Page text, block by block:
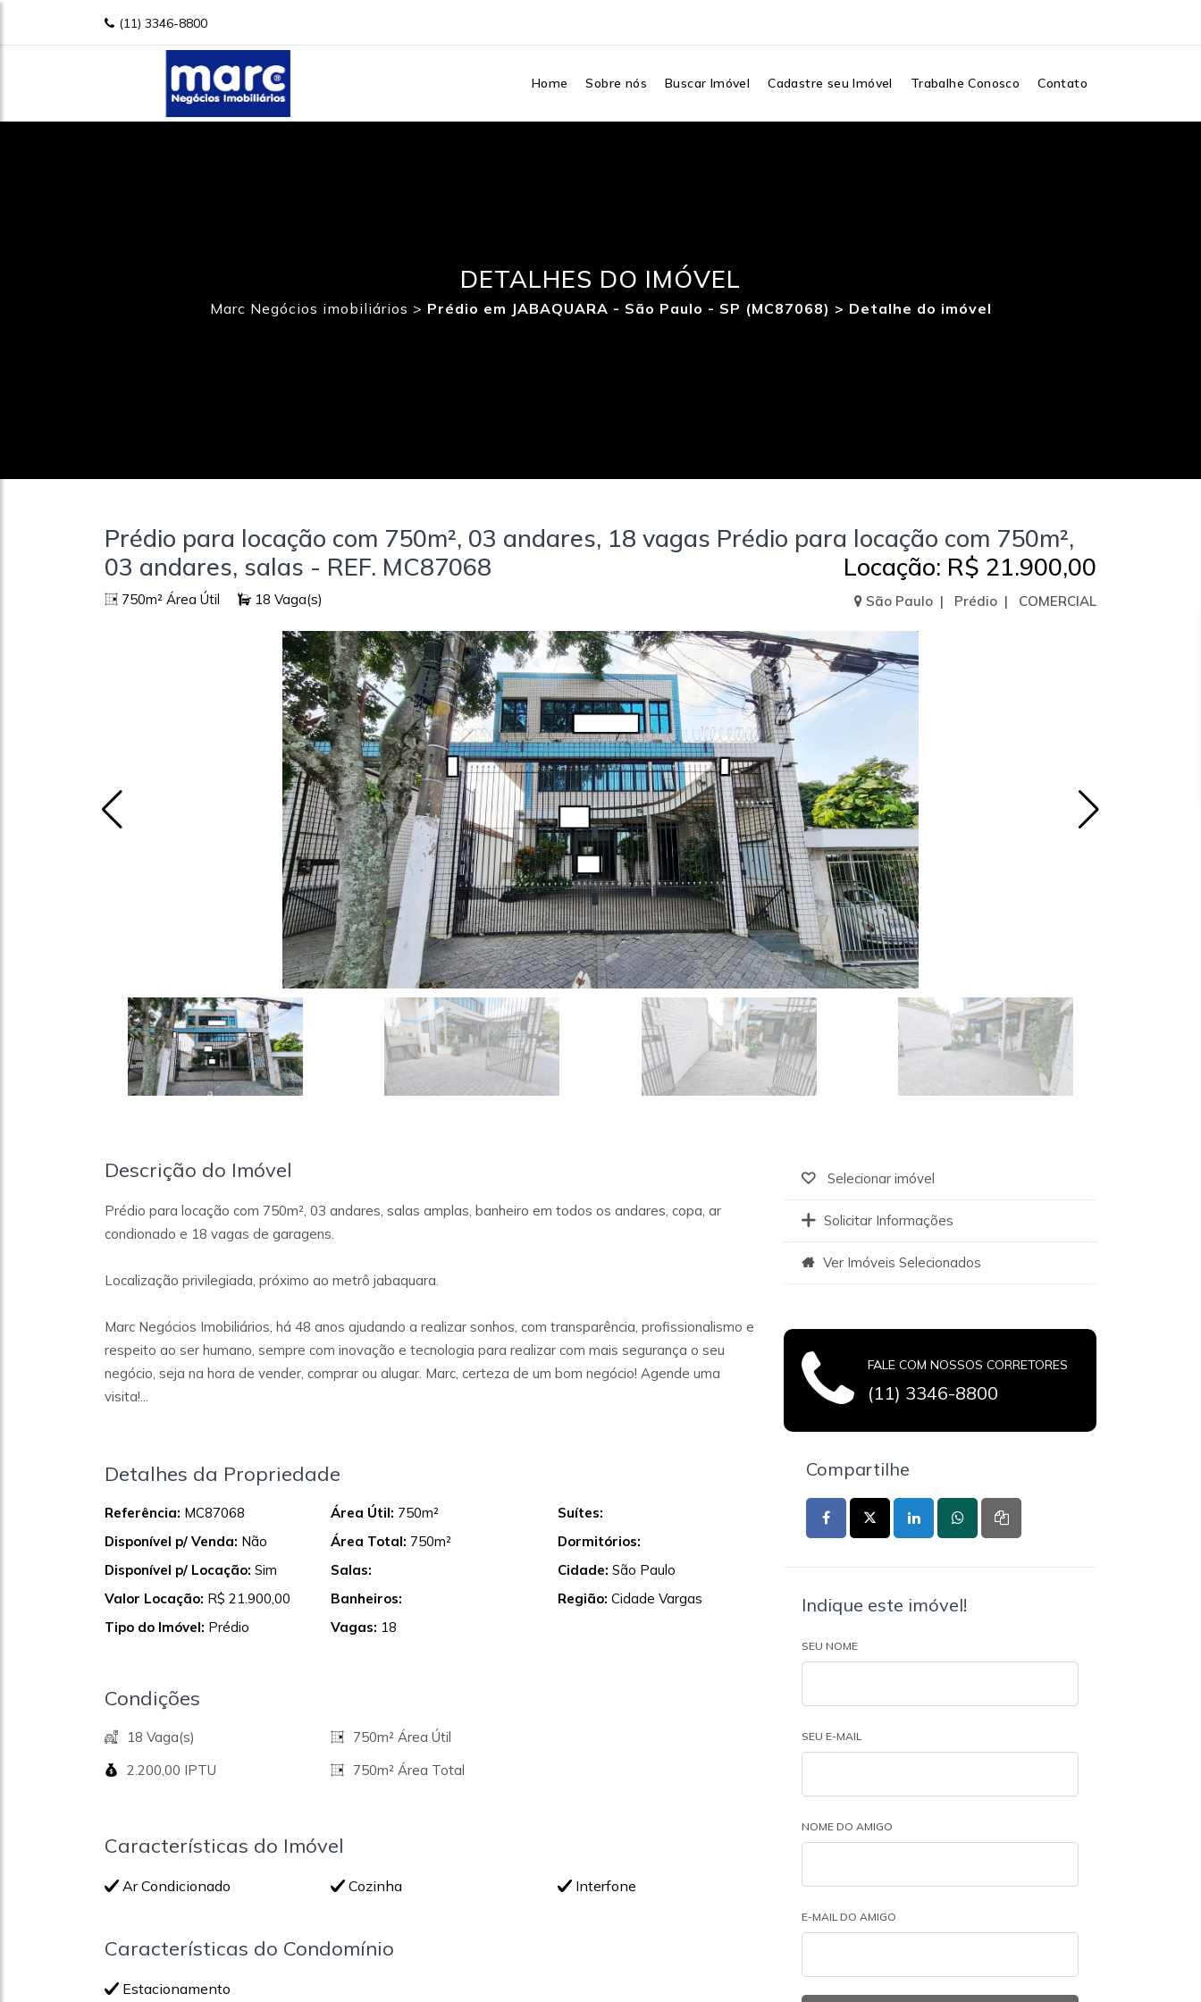
(11) 3346-8800
Home Sobre nós Buscar Imóvel Cadastre seu Imóvel Trabalhe Conosco Contato
DETALHES DO IMÓVEL
Marc Negócios imobiliários > Prédio em JABAQUARA - São Paulo - SP (MC87068) > Detalhe do imóvel
Prédio para locação com 750m², 03 andares, 18 vagas Prédio para locação com 750m²,
03 andares, salas - REF. MC87068
Locação: R$ 21.900,00
750m² Área Útil 18 Vaga(s) São Paulo | Prédio | COMERCIAL
Descrição do Imóvel
Prédio para locação com 750m², 03 andares, salas amplas, banheiro em todos os andares, copa, ar
condionado e 18 vagas de garagens.
Localização privilegiada, próximo ao metrô jabaquara.
Marc Negócios Imobiliários, há 48 anos ajudando a realizar sonhos, com transparência, profissionalismo e
respeito ao ser humano, sempre com inovação e tecnologia para realizar com mais segurança o seu
negócio, seja na hora de vender, comprar ou alugar. Marc, certeza de um bom negócio! Agende uma
visita!...
Detalhes da Propriedade
Referência: MC87068
Disponível p/ Venda: Não
Disponível p/ Locação: Sim
Valor Locação: R$ 21.900,00
Tipo do Imóvel: Prédio
Área Útil: 750m²
Área Total: 750m²
Salas:
Banheiros:
Vagas: 18
Suítes:
Dormitórios:
Cidade: São Paulo
Região: Cidade Vargas
Condições
18 Vaga(s)
2.200,00 IPTU
750m² Área Útil
750m² Área Total
Características do Imóvel
Ar Condicionado Cozinha Interfone
Características do Condomínio
Estacionamento
Selecionar imóvel
Solicitar Informações
Ver Imóveis Selecionados
FALE COM NOSSOS CORRETORES
(11) 3346-8800
Compartilhe
Indique este imóvel!
SEU NOME
SEU E-MAIL
NOME DO AMIGO
E-MAIL DO AMIGO